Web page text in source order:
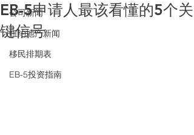
公司新闻
纽约地产新闻
移民排期表
EB-5投资指南
EB-5申请人最该看懂的5个关
键信号